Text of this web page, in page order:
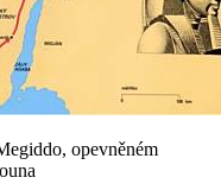
opevněném